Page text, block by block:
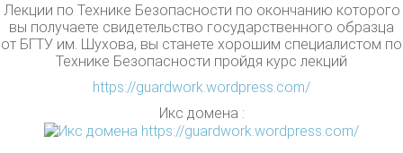
Лекции по Технике Безопасности по окончанию которого
вы получаете свидетельство государственного образца
от БГТУ им. Шухова, вы станете хорошим специалистом по
Технике Безопасности пройдя курс лекций
https://guardwork.wordpress.com/
Икс домена :